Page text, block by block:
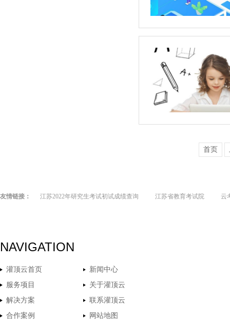
首页
友情链接： 江苏2022年研究生考试初试成绩查询 江苏省教育考试院 云
NAVIGATION
灌顶云首页
新闻中心
服务项目
关于灌顶云
解决方案
联系灌顶云
合作案例
网站地图